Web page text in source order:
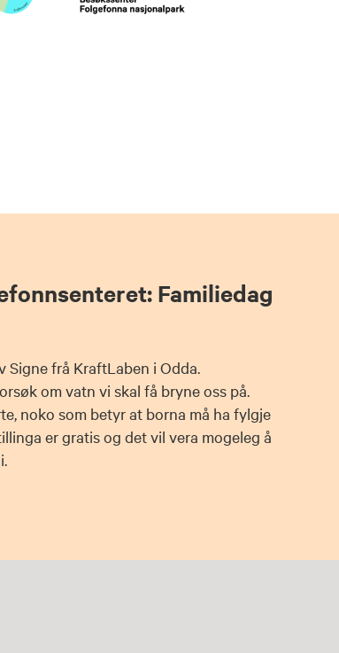
Familiedag
Signe frå KraftLaben i Odda.
om vatn vi skal få bryne oss på.
noko som betyr at borna må ha fylgje
er gratis og det vil vera mogeleg å